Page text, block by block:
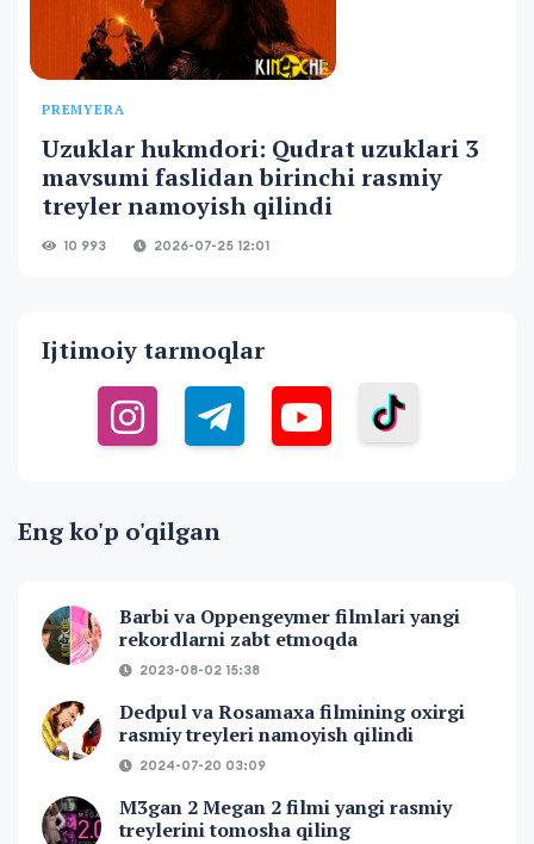
PREMYERA
Uzuklar hukmdori: Qudrat uzuklari 3
mavsumi faslidan birinchi rasmiy
treyler namoyish qilindi
10 993 2026-07-25 12:01
Ijtimoiy tarmoqlar
Eng ko'p o'qilgan
Barbi va Oppengeymer filmlari yangi
rekordlarni zabt etmoqda
2023-08-02 15:38
Dedpul va Rosamaxa filmining oxirgi
rasmiy treyleri namoyish qilindi
2024-07-20 03:09
M3gan 2 Megan 2 filmi yangi rasmiy
treylerini tomosha qiling